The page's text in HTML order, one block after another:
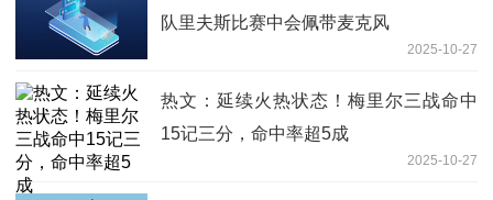
队里夫斯比赛中会佩带麦克风
2025-10-27
热文：延续火热状态！梅里尔三战命中
15记三分，命中率超5成
2025-10-27